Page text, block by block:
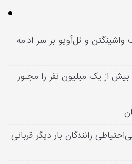
واشینگتن و تل‌آویو بر سر ادامه
از یک میلیون نفر را مجبور
رانندگان بار دیگر قربانی